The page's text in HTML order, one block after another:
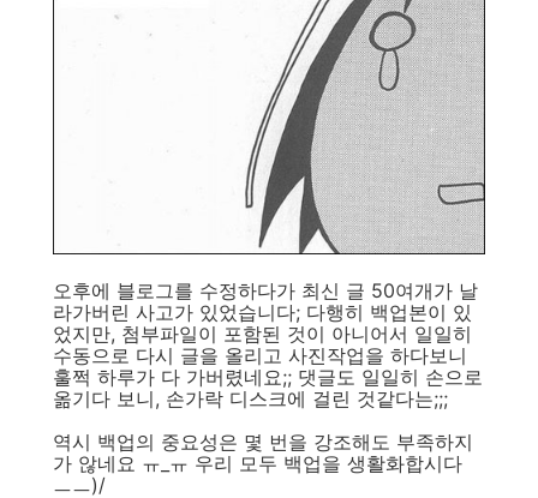
오후에 블로그를 수정하다가 최신 글 50여개가 날
라가버린 사고가 있었습니다; 다행히 백업본이 있
었지만, 첨부파일이 포함된 것이 아니어서 일일히
수동으로 다시 글을 올리고 사진작업을 하다보니
훌쩍 하루가 다 가버렸네요;; 댓글도 일일히 손으로
옮기다 보니, 손가락 디스크에 걸린 것같다는;;;
역시 백업의 중요성은 몇 번을 강조해도 부족하지
가 않네요 ㅠ_ㅠ 우리 모두 백업을 생활화합시다
ㅡㅡ)/